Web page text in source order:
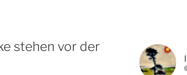
stehen vor der